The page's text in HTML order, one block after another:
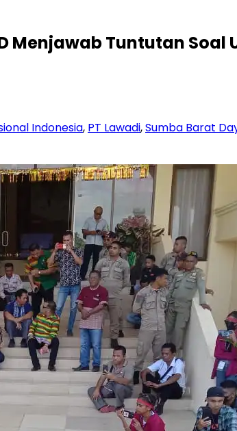
Menjawab Tuntutan
Indonesia, PT Lawadi,Sumba Barat